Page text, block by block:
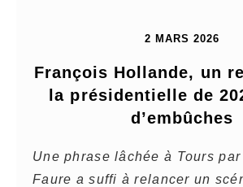
2 MARS 2026
François Hollande, un
la présidentielle de
d’embûches
Une phrase lâchée à Tours
Faure a suffi à relancer un